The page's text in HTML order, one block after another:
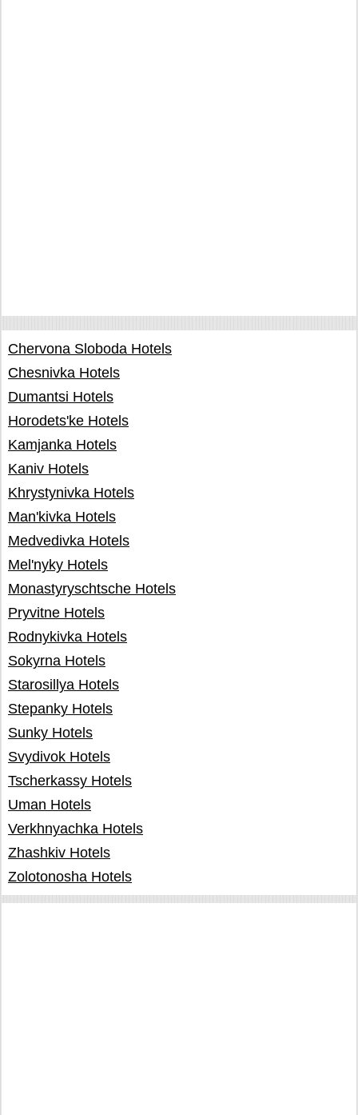
Chervona Sloboda Hotels
Chesnivka Hotels
Dumantsi Hotels
Horodets'ke Hotels
Kamjanka Hotels
Kaniv Hotels
Khrystynivka Hotels
Man'kivka Hotels
Medvedivka Hotels
Mel'nyky Hotels
Monastyryschtsche Hotels
Pryvitne Hotels
Rodnykivka Hotels
Sokyrna Hotels
Starosillya Hotels
Stepanky Hotels
Sunky Hotels
Svydivok Hotels
Tscherkassy Hotels
Uman Hotels
Verkhnyachka Hotels
Zhashkiv Hotels
Zolotonosha Hotels